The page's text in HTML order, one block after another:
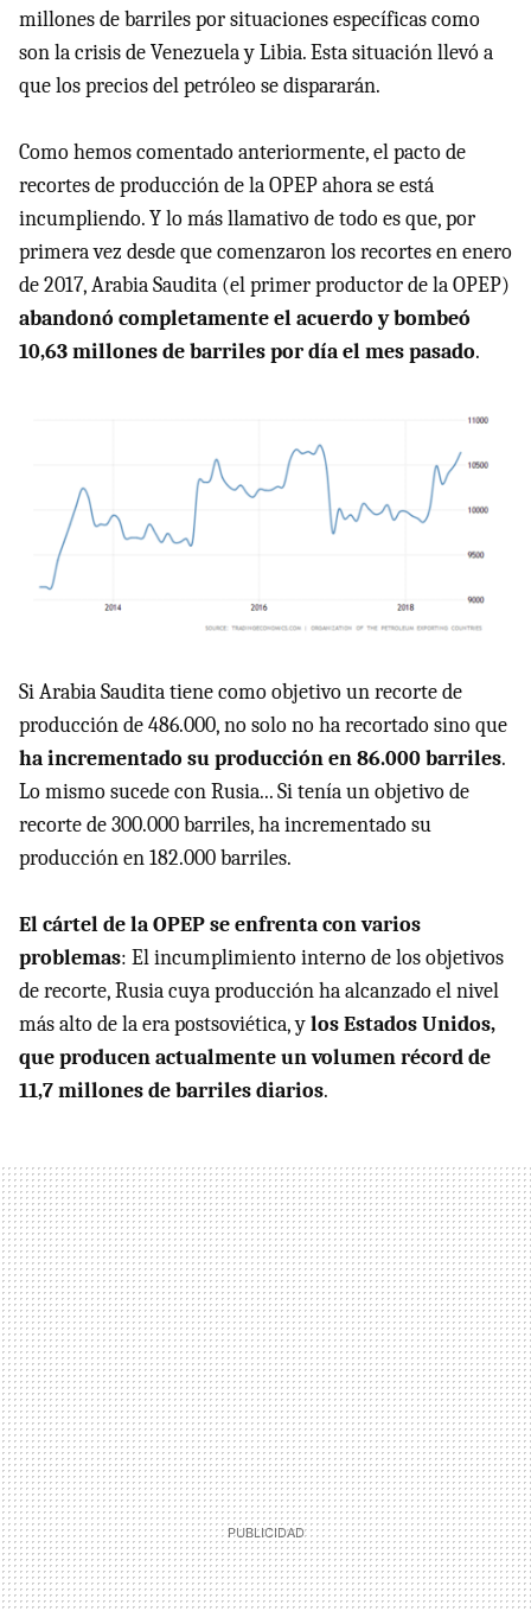
millones de barriles por situaciones específicas como
son la crisis de Venezuela y Libia. Esta situación llevó a
que los precios del petróleo se dispararán.
Como hemos comentado anteriormente, el pacto de
recortes de producción de la OPEP ahora se está
incumpliendo. Y lo más llamativo de todo es que, por
primera vez desde que comenzaron los recortes en enero
de 2017, Arabia Saudita (el primer productor de la OPEP)
abandonó completamente el acuerdo y bombeó
10,63 millones de barriles por día el mes pasado.
Si Arabia Saudita tiene como objetivo un recorte de
producción de 486.000, no solo no ha recortado sino que
ha incrementado su producción en 86.000 barriles.
Lo mismo sucede con Rusia... Si tenía un objetivo de
recorte de 300.000 barriles, ha incrementado su
producción en 182.000 barriles.
El cártel de la OPEP se enfrenta con varios
problemas: El incumplimiento interno de los objetivos
de recorte, Rusia cuya producción ha alcanzado el nivel
más alto de la era postsoviética, ylos Estados Unidos,
que producen actualmente un volumen récord de
11,7 millones de barriles diarios.